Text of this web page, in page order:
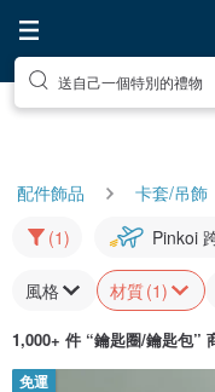
送自己一個特別的禮物
配件飾品 卡套/吊飾
(1)
Pinkoi
風格 材質(1)
1,000+ 件 “鑰匙圈/鑰匙包”
免運